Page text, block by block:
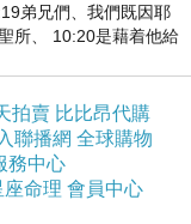
弟兄們、我們既因耶
所、 10:20是藉着他給
從幔子經過
拍賣 比比昂代購
聯播網 全球購物
務中心
座命理 會員中心